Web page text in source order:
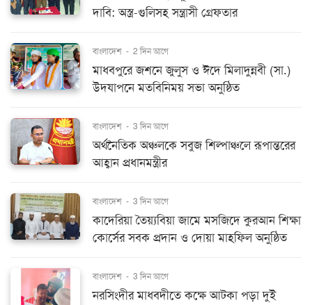
দাবি: অস্ত্র-গুলিসহ সন্ত্রাসী গ্রেফতার
বাংলাদেশ - 2 দিন আগে
মাধবপুরে জশনে জুলুস ও ঈদে মিলাদুন্নবী (সা.)
উদযাপনে মতবিনিময় সভা অনুষ্ঠিত
বাংলাদেশ - 3 দিন আগে
অর্থনৈতিক অঞ্চলকে সবুজ শিল্পাঞ্চলে রূপান্তরের
আহ্বান প্রধানমন্ত্রীর
বাংলাদেশ - 3 দিন আগে
কাদেরিয়া তৈয়্যবিয়া জামে মসজিদে কুরআন শিক্ষা
কোর্সের সবক প্রদান ও দোয়া মাহফিল অনুষ্ঠিত
বাংলাদেশ - 3 দিন আগে
নরসিংদীর মাধবদীতে কক্ষে আটকা পড়া দুই